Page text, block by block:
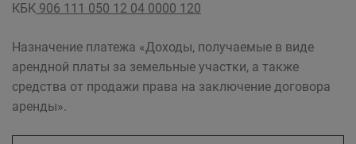
КБК 906 111 050 12 04 0000 120
Назначение платежа «Доходы, получаемые в виде
арендной платы за земельные участки, а также
средства от продажи права на заключение договора
аренды».